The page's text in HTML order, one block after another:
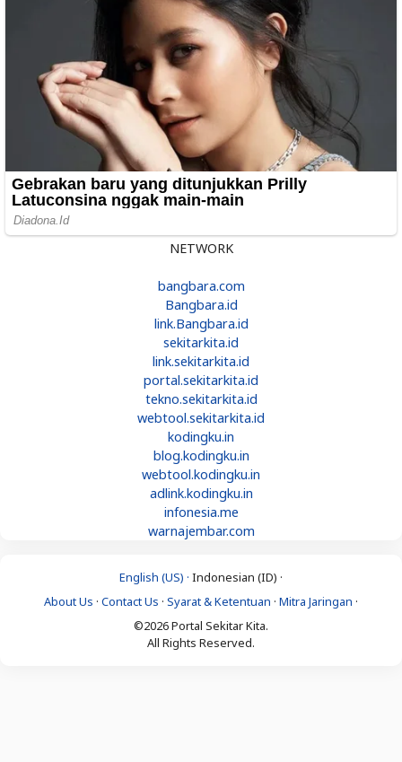
NETWORK
bangbara.com
Bangbara.id
link.Bangbara.id
sekitarkita.id
link.sekitarkita.id
portal.sekitarkita.id
tekno.sekitarkita.id
webtool.sekitarkita.id
kodingku.in
blog.kodingku.in
webtool.kodingku.in
adlink.kodingku.in
infonesia.me
warnajembar.com
English (US) · Indonesian (ID) ·
About Us · Contact Us · Syarat & Ketentuan · Mitra Jaringan ·
©2026 Portal Sekitar Kita.
All Rights Reserved.